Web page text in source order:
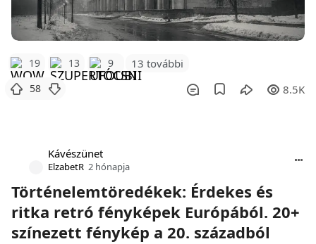
19 13 9 13 további
58 8.5K
Kávészünet
ElzabetR 2 hónapja
Történelemtöredékek: Érdekes és
ritka retró fényképek Európából. 20+
színezett fénykép a 20. századból